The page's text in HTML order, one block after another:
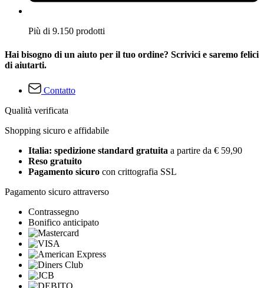
Più di 9.150 prodotti
Hai bisogno di un aiuto per il tuo ordine? Scrivici e saremo felici
di aiutarti.
Contatto
Qualità verificata
Shopping sicuro e affidabile
Italia: spedizione standard gratuita a partire da € 59,90
Reso gratuito
Pagamento sicuro con crittografia SSL
Pagamento sicuro attraverso
Contrassegno
Bonifico anticipato